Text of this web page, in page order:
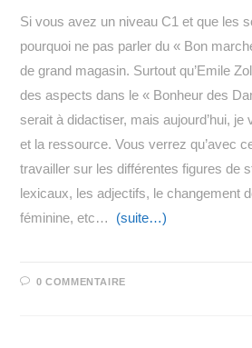
Si vous avez un niveau C1 et que les
pourquoi ne pas parler du « Bon
de grand magasin. Surtout qu’Emile
des aspects dans le « Bonheur des
serait à didactiser, mais aujourd’hui,
et la ressource. Vous verrez qu’avec
travailler sur les différentes figures de
lexicaux, les adjectifs, le changement
féminine, etc… (suite…)
0 COMMENTAIRE